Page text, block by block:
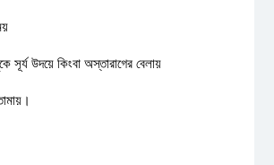
সূর্য উদয়ে কিংবা অস্তারাগের বেলায়